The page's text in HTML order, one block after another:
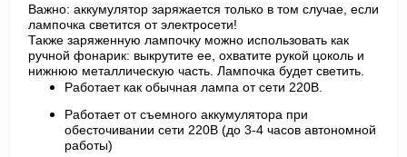
Важно: аккумулятор заряжается только в том случае, если
лампочка светится от электросети!
Также заряженную лампочку можно использовать как
ручной фонарик: выкрутите ее, охватите рукой цоколь и
нижнюю металлическую часть. Лампочка будет светить.
Работает как обычная лампа от сети 220В.
Работает отсъемного аккумулятора при
обесточивании сети 220В (до 3-4 часов автономной
работы)